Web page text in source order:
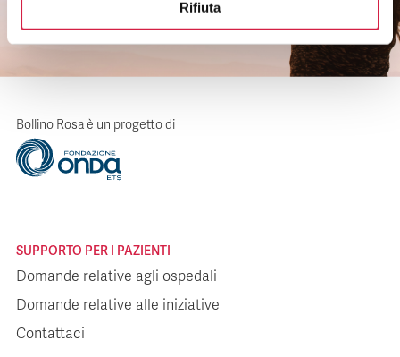
Rifiuta
Bollino Rosa è un progetto di
SUPPORTO PER I PAZIENTI
Domande relative agli ospedali
Domande relative alle iniziative
Contattaci